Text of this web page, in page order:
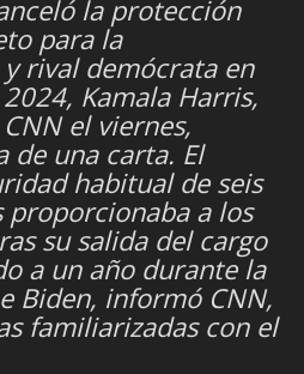
la protección
para la
rival demócrata en
Kamala Harris,
el viernes,
de una carta. El
habitual de seis
proporcionaba a los
su salida del cargo
a un año durante la
Biden, informó CNN,
familiarizadas con el